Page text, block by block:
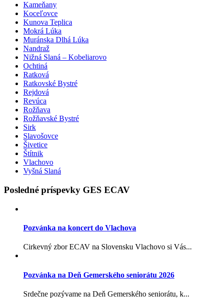
Kameňany
Koceľovce
Kunova Teplica
Mokrá Lúka
Muránska Dlhá Lúka
Nandraž
Nižná Slaná – Kobeliarovo
Ochtiná
Ratková
Ratkovské Bystré
Rejdová
Revúca
Rožňava
Rožňavské Bystré
Sirk
Slavošovce
Šivetice
Štítnik
Vlachovo
Vyšná Slaná
Posledné príspevky GES ECAV
Pozvánka na koncert do Vlachova
Cirkevný zbor ECAV na Slovensku Vlachovo si Vás...
Pozvánka na Deň Gemerského seniorátu 2026
Srdečne pozývame na Deň Gemerského seniorátu, k...